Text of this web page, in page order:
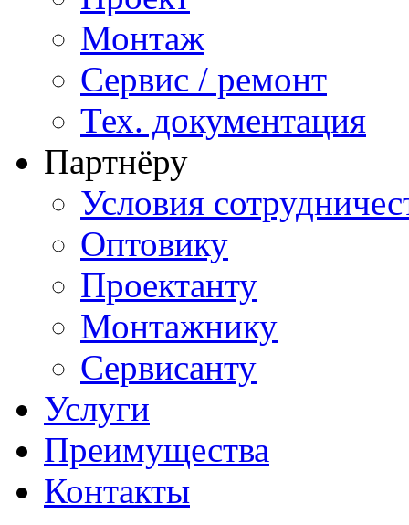
Монтаж
Сервис / ремонт
Тех. документация
Партнёру
Условия
Оптовику
Проектанту
Монтажнику
Сервисанту
Услуги
Преимущества
Контакты